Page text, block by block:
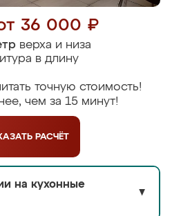
36 000 ₽
верха и низа
в длину
точную стоимость!
чем за 15 минут!
РАСЧЁТ
на кухонные
▼